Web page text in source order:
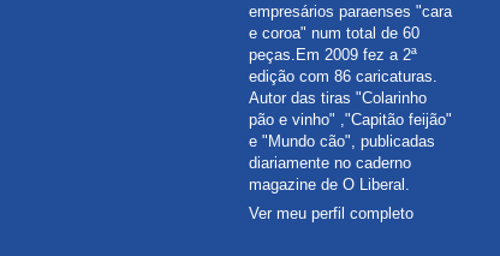
empresários paraenses "cara
e coroa" num total de 60
peças.Em 2009 fez a 2ª
edição com 86 caricaturas.
Autor das tiras "Colarinho
pão e vinho" ,"Capitão feijão"
e "Mundo cão", publicadas
diariamente no caderno
magazine de O Liberal.
Ver meu perfil completo